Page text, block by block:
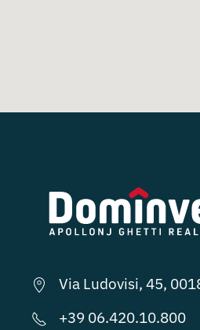
Via Ludovisi, 45,
+39 06.420.10.800